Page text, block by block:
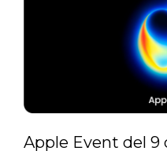
Apple Event del